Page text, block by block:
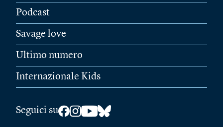
Podcast
Savage love
Ultimo numero
Internazionale Kids
Seguici su